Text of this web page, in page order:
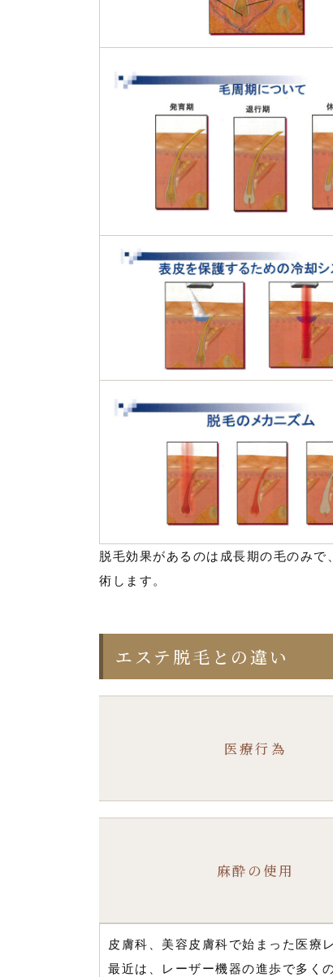
脱毛効果があるのは成長期の毛のみ
術します。
エステ脱毛との違い
医療行為
麻酔の使用
皮膚科、美容皮膚科で始まった医療
最近は、レーザー機器の進歩で多く